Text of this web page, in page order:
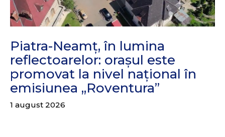
Piatra-Neamț, în lumina
reflectoarelor: orașul este
promovat la nivel național în
emisiunea „Roventura”
1 august 2026